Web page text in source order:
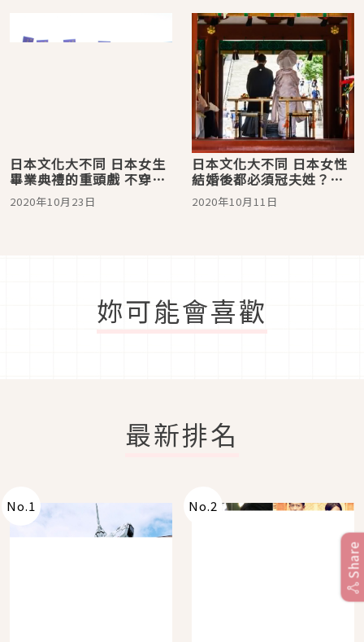
日本文化大不同 日本女生
畢業典禮的重頭戲 不穿學
士服而是穿「袴」！
2020年10月23日
日本文化大不同 日本女性
結婚後都必須冠夫姓？
「夫婦別姓」爭論大解析
2020年10月11日
妳可能會喜歡
最新排名
No.1 No.2
Share